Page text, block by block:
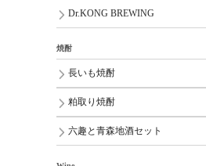
Dr.KONG BREWING
焼酎
長いも焼酎
粕取り焼酎
六趣と青森地酒セット